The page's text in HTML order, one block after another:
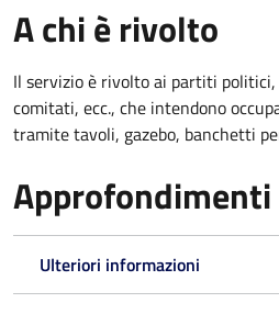
A chi è rivolto
Il servizio è rivolto ai partiti
comitati, ecc., che intendono
tramite tavoli, gazebo, banchetti
Approfondimenti
Ulteriori informazioni